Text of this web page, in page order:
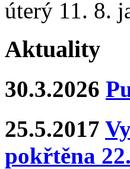
úterý 11. 8.
Aktuality
30.3.2026
25.5.2017
pokřtěna